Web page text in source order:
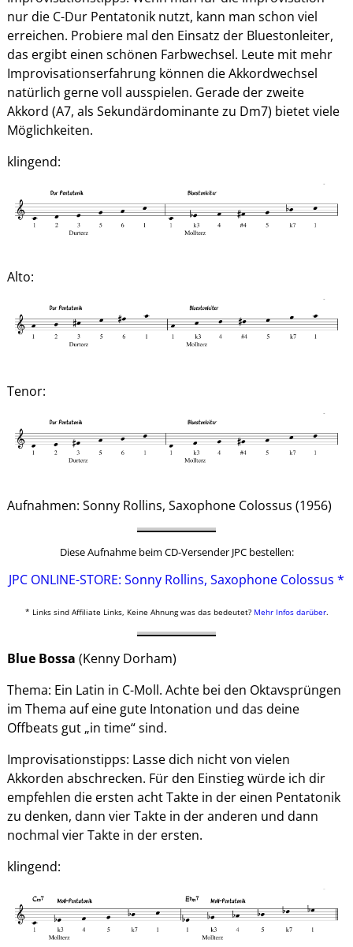
nur die C-Dur Pentatonik nutzt, kann man schon viel
erreichen. Probiere mal den Einsatz der Bluestonleiter,
das ergibt einen schönen Farbwechsel. Leute mit mehr
Improvisationserfahrung können die Akkordwechsel
natürlich gerne voll ausspielen. Gerade der zweite
Akkord (A7, als Sekundärdominante zu Dm7) bietet viele
Möglichkeiten.
klingend:
Alto:
Tenor:
Aufnahmen: Sonny Rollins, Saxophone Colossus (1956)
Diese Aufnahme beim CD-Versender JPC bestellen:
JPC ONLINE-STORE: Sonny Rollins, Saxophone Colossus *
* Links sind Affiliate Links, Keine Ahnung was das bedeutet? Mehr Infos darüber.
Blue Bossa (Kenny Dorham)
Thema: Ein Latin in C-Moll. Achte bei den Oktavsprüngen
im Thema auf eine gute Intonation und das deine
Offbeats gut „in time“ sind.
Improvisationstipps: Lasse dich nicht von vielen
Akkorden abschrecken. Für den Einstieg würde ich dir
empfehlen die ersten acht Takte in der einen Pentatonik
zu denken, dann vier Takte in der anderen und dann
nochmal vier Takte in der ersten.
klingend: